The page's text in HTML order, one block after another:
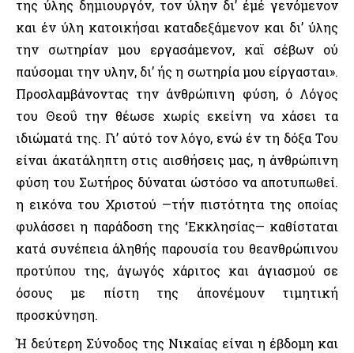
της ύλης δημιουργόν, τον ύλην δι’ έμέ γενόμενον
και έν ύλη κατοικήσαι καταδεξάμενον και δι’ ύλης
την σωτηρίαν μου εργασάμενον, καϊ σέβων ού
παύσομαι την υλην, δι’ ής η σωτηρία μου είργασται».
Προσλαμβάνοντας την άνθρώπινη φύση, ό Λόγος
του Θεοΰ την θέωσε χωρίς εκείνη να χάσει τα
ιδιώματά της. Γι’ αύτό τον λόγο, ενώ έν τη δόξα Του
είναι άκατάληπτη στις αισθήσεις μας, η άνθρώπινη
φύση του Σωτήρος δύναται ώστόσο να αποτυπωθεί.
η εικόνα του Χριστού —τήν πιστότητα της οποίας
φυλάσσει η παράδοση της ‘Εκκλησίας— καθίσταται
κατά συνέπεια άληθής παρουσία του θεανθρώπινου
προτύπου της, άγωγός χάριτος και άγιασμού σε
όσους με πίστη της άπονέμουν τιμητική
προσκύνηση.
Ή δεύτερη Σύνοδος της Νικαίας είναι η έβδομη και